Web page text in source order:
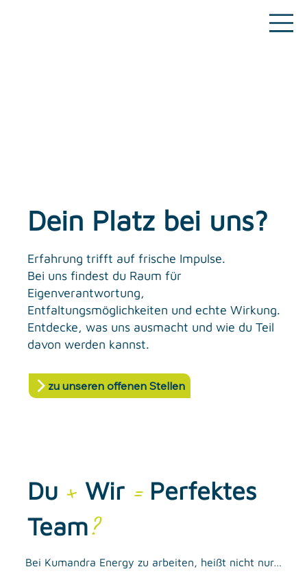
Dein Platz bei uns?
Erfahrung trifft auf frische Impulse.
Bei uns findest du Raum für
Eigenverantwortung,
Entfaltungsmöglichkeiten und echte Wirkung.
Entdecke, was uns ausmacht und wie du Teil
davon werden kannst.
Du + Wir =Perfektes
Team?
Bei Kumandra Energy zu arbeiten, heißt nicht nur…